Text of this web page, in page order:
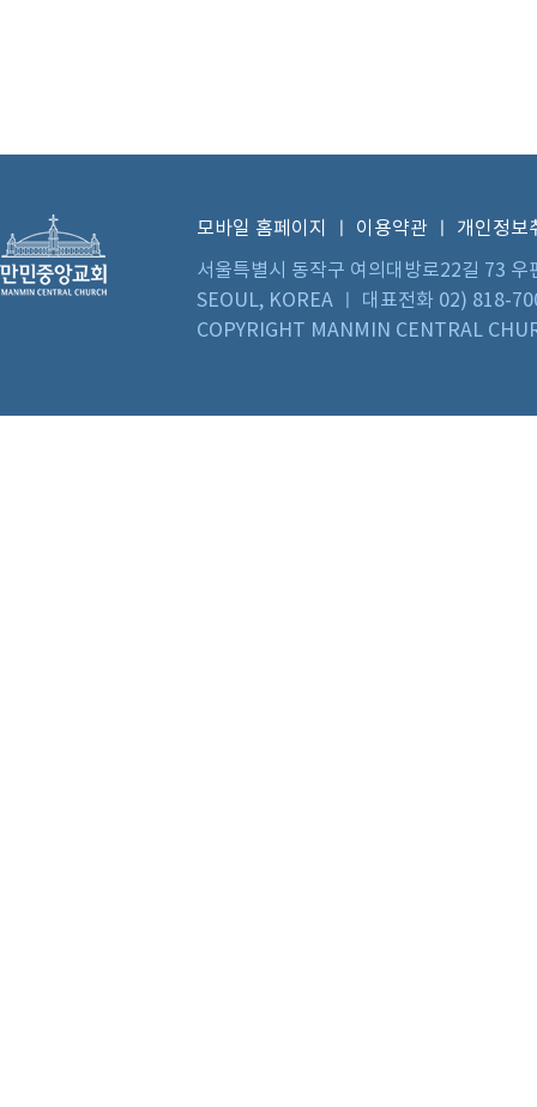
모바일 홈페이지 이용약관
개인정보
서울특별시 동작구 여의대방로22길 73
SEOUL, KOREA ㅣ 대표전화 02) 818-
COPYRIGHT MANMIN CENTRAL